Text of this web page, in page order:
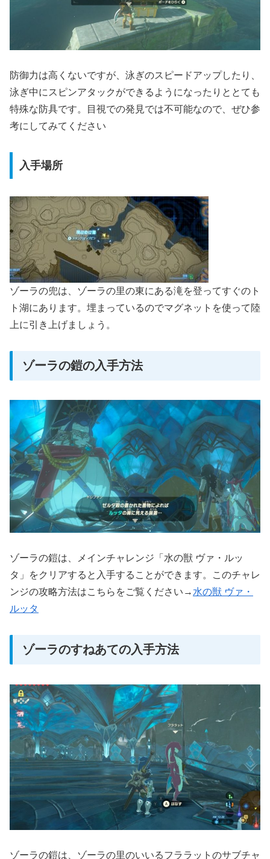
防御力は高くないですが、泳ぎのスピードアップしたり、
泳ぎ中にスピンアタックができるようになったりととても
特殊な防具です。目視での発見では不可能なので、ぜひ参
考にしてみてください
入手場所
ゾーラの兜は、ゾーラの里の東にある滝を登ってすぐのト
ト湖にあります。埋まっているのでマグネットを使って陸
上に引き上げましょう。
ゾーラの鎧の入手方法
ゾーラの鎧は、メインチャレンジ「水の獣 ヴァ・ルッ
タ」をクリアすると入手することができます。このチャレ
ンジの攻略方法はこちらをご覧ください→水の獣 ヴァ・
ルッタ
ゾーラのすねあての入手方法
ゾーラの鎧は、ゾーラの里のいいるフララットのサブチャ